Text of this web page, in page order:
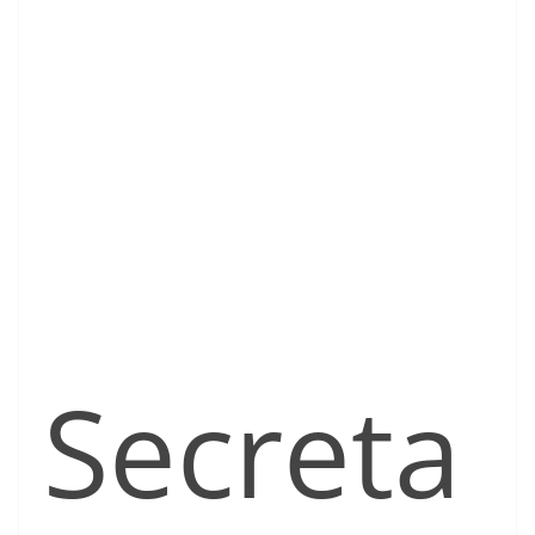
Secreta